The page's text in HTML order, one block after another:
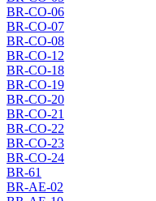
BR-CO-06
BR-CO-07
BR-CO-08
BR-CO-12
BR-CO-18
BR-CO-19
BR-CO-20
BR-CO-21
BR-CO-22
BR-CO-23
BR-CO-24
BR-61
BR-AE-02